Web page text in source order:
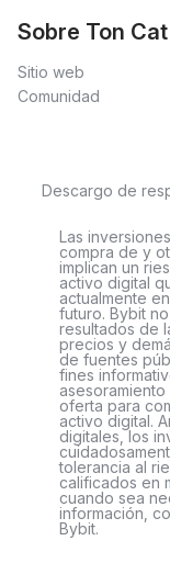
Sobre Ton Cat
Sitio web
Comunidad
Descargo de
Las
compra de y
implican un
activo digital
actualmente
futuro. Bybit
resultados de
precios y
de fuentes
fines
oferta para
activo digital.
digitales, los
tolerancia al
calificados en
cuando sea
información,
Bybit.